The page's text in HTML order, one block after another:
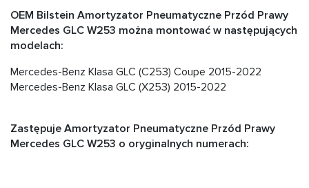
OEM Bilstein Amortyzator Pneumatyczne Przód Prawy
Mercedes GLC W253 można montować w następujących
modelach:
Mercedes-Benz Klasa GLC (C253) Coupe 2015-2022
Mercedes-Benz Klasa GLC (X253) 2015-2022
Zastępuje Amortyzator Pneumatyczne Przód Prawy
Mercedes GLC W253 o oryginalnych numerach: